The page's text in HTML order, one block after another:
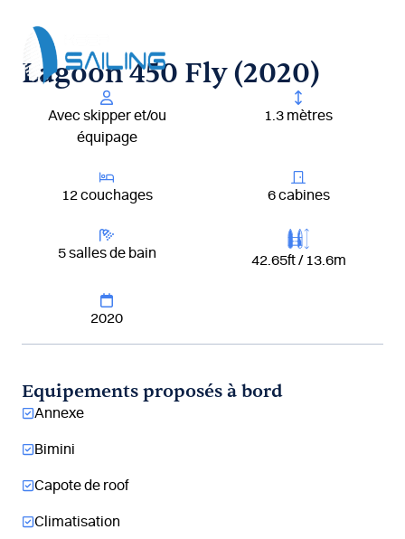
contenu
Lagoon 450 Fly (2020)
Avec skipper et/ou
équipage
1.3 mètres
12 couchages 6 cabines
5 salles de bain 42.65ft / 13.6m
2020
Equipements proposés à bord
Annexe
Bimini
Capote de roof
Climatisation